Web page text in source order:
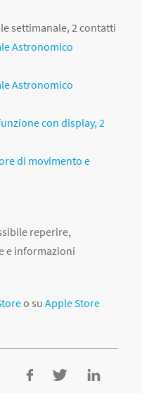
settimanale, 2 contatti
Astronomico
Astronomico
con display, 2
di movimento e
reperire,
e informazioni
o su Apple Store